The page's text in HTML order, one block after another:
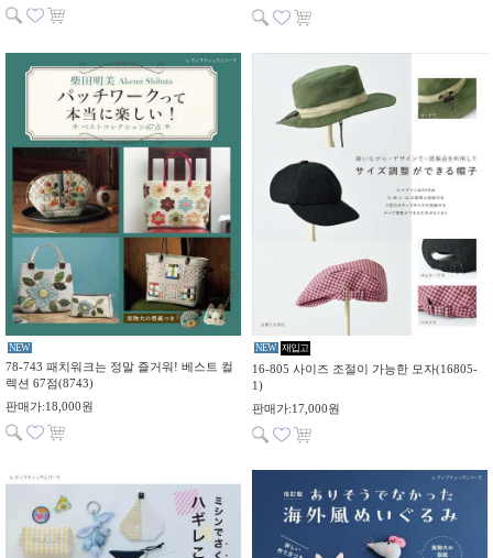
NEW
78-743 패치워크는 정말 즐거워! 베스트 컬
렉션 67점(8743)
판매가:18,000원
NEW 재입고
16-805 사이즈 조절이 가능한 모자(16805-
1)
판매가:17,000원